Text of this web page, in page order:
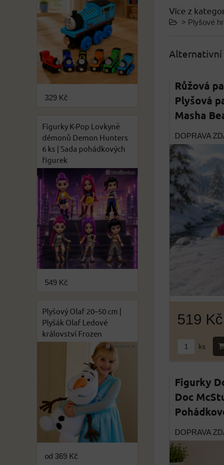
Více z
> Plyšové
Alternativní
Růžová
Plyšová
Masha
DOPRAVA
519 Kč
ks
Figurky
Doc
DOPRAVA
329 Kč
Figurky K-Pop Lovkyně
démonů Demon Hunters
6 ks | Sada pohádkových
figurek
549 Kč
Plyšový Olaf 20–50 cm |
Plyšák Olaf Ledové
království Frozen
od 369 Kč